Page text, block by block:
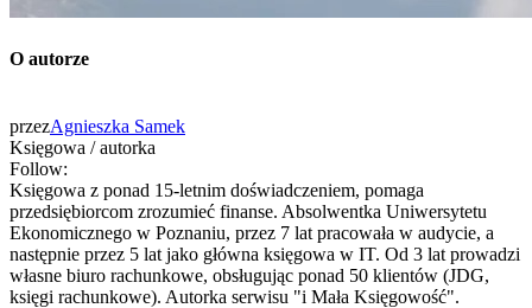
O autorze
przezAgnieszka Samek
Księgowa / autorka
Follow:
Księgowa z ponad 15-letnim doświadczeniem, pomaga
przedsiębiorcom zrozumieć finanse. Absolwentka Uniwersytetu
Ekonomicznego w Poznaniu, przez 7 lat pracowała w audycie, a
następnie przez 5 lat jako główna księgowa w IT. Od 3 lat prowadzi
własne biuro rachunkowe, obsługując ponad 50 klientów (JDG,
księgi rachunkowe). Autorka serwisu "i Mała Księgowość".